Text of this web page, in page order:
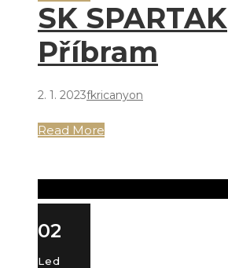
SK SPARTAK
Příbram
2. 1. 2023fkricanyon
Read More
02
Led